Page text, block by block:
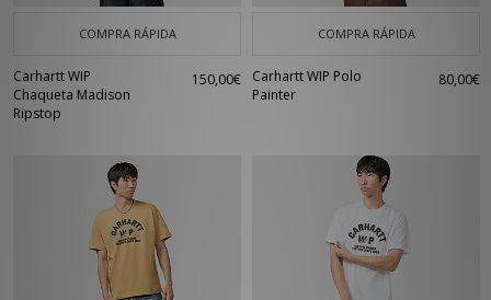
COMPRA RÁPIDA
Carhartt WIP
Chaqueta Madison
Ripstop
150,00€
COMPRA RÁPIDA
Carhartt WIP Polo
Painter
80,00€